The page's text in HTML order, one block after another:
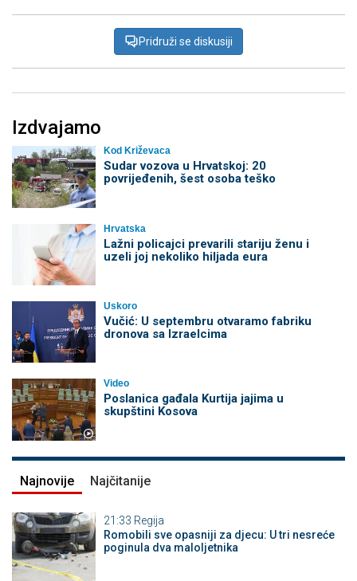
Pridruži se diskusiji
Izdvajamo
Kod Križevaca
Sudar vozova u Hrvatskoj: 20
povrijeđenih, šest osoba teško
Hrvatska
Lažni policajci prevarili stariju ženu i
uzeli joj nekoliko hiljada eura
Uskoro
Vučić: U septembru otvaramo fabriku
dronova sa Izraelcima
Video
Poslanica gađala Kurtija jajima u
skupštini Kosova
Najnovije Najčitanije
21:33 Regija
Romobili sve opasniji za djecu: U tri nesreće
poginula dva maloljetnika